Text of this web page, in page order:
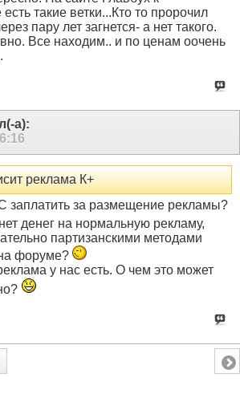
такие ветки...Кто то пророчил
пару лет загнется- а нет такого.
Все находим.. и по ценам оочень
а):
реклама К+
заплатить за размещение рекламы?
денег на нормальную рекламу,
партизанскими методами
форуме?
у нас есть. О чем это может